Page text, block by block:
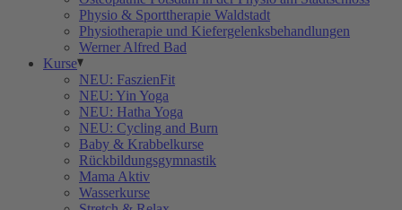
Physio & Sporttherapie Waldstadt
Physiotherapie und Kiefergelenksbehandlungen
Werner Alfred Bad
Kurse
NEU: FaszienFit
NEU: Yin Yoga
NEU: Hatha Yoga
NEU: Cycling and Burn
Baby & Krabbelkurse
Rückbildungsgymnastik
Mama Aktiv
Wasserkurse